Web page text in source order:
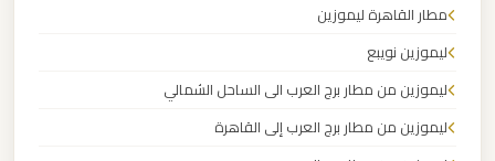
مطار القاهرة ليموزين
ليموزين نويبع
ليموزين من مطار برج العرب الى الساحل الشمالي
ليموزين من مطار برج العرب إلى القاهرة
القاهرة
ليموزين